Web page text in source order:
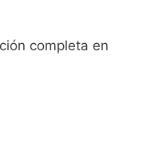
completa en